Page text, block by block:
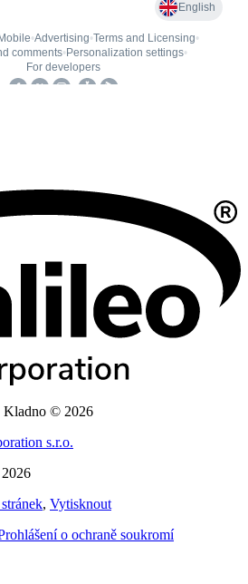
Kladno © 2026
s.r.o.
, Vytisknout
o ochraně soukromí